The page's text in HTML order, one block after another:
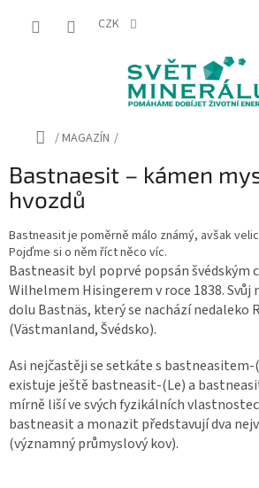
CZK
Domů
/MAGAZÍN /
Bastnaesit – kámen
hvozdů
Bastneasit je poměrně málo známý, avšak
Pojďme si o něm říct něco víc.
Bastneasit byl poprvé popsán švédským
Wilhelmem Hisingerem v roce 1838. Svůj
dolu Bastnäs, který se nachází nedaleko
(Västmanland, Švédsko).
Asi nejčastěji se setkáte s bastneasitem-
existuje ještě bastneasit-(Le) a
mírně liší ve svých fyzikálních
bastneasit a monazit představují dva
(významný průmyslový kov).